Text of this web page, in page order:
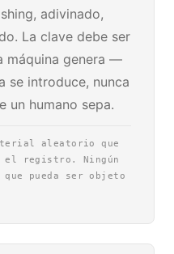
adivinado,
La clave debe ser
máquina genera —
se introduce, nunca
un humano sepa.
aleatorio que
el registro. Ningún
que pueda ser objeto